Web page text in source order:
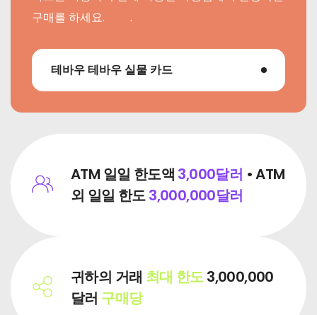
구매를 하세요.
.
테바우 테바우 실물 카드
ATM 일일 한도액 3,000달러 • ATM
외 일일 한도3,000,000달러
귀하의 거래 최대 한도3,000,000
달러 구매당